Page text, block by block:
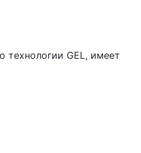
технологии GEL, имеет